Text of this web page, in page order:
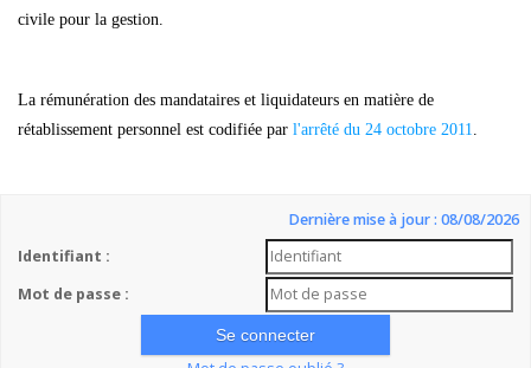
civile pour la gestion.
La rémunération des mandataires et liquidateurs en matière de
rétablissement personnel est codifiée par l'arrêté du 24 octobre 2011
Dernière mise à jour : 08/08/2026
Identifiant :
Mot de passe :